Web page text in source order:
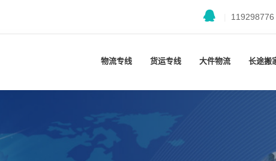
119298776
物流专线 货运专线 大件物流 长途搬